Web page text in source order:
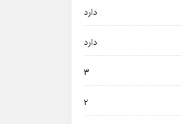
دارد
دارد
3
2